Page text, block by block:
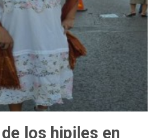
los hipiles en